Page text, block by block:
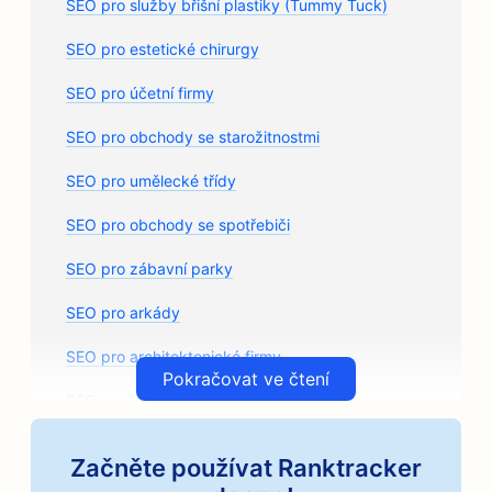
SEO pro služby břišní plastiky (Tummy Tuck)
SEO pro estetické chirurgy
SEO pro účetní firmy
SEO pro obchody se starožitnostmi
SEO pro umělecké třídy
SEO pro obchody se spotřebiči
SEO pro zábavní parky
SEO pro arkády
SEO pro architektonické firmy
SEO pro řemeslné pražírny kávy
SEO pro autoservisy
Pokračovat ve čtení
Začněte používat Ranktracker